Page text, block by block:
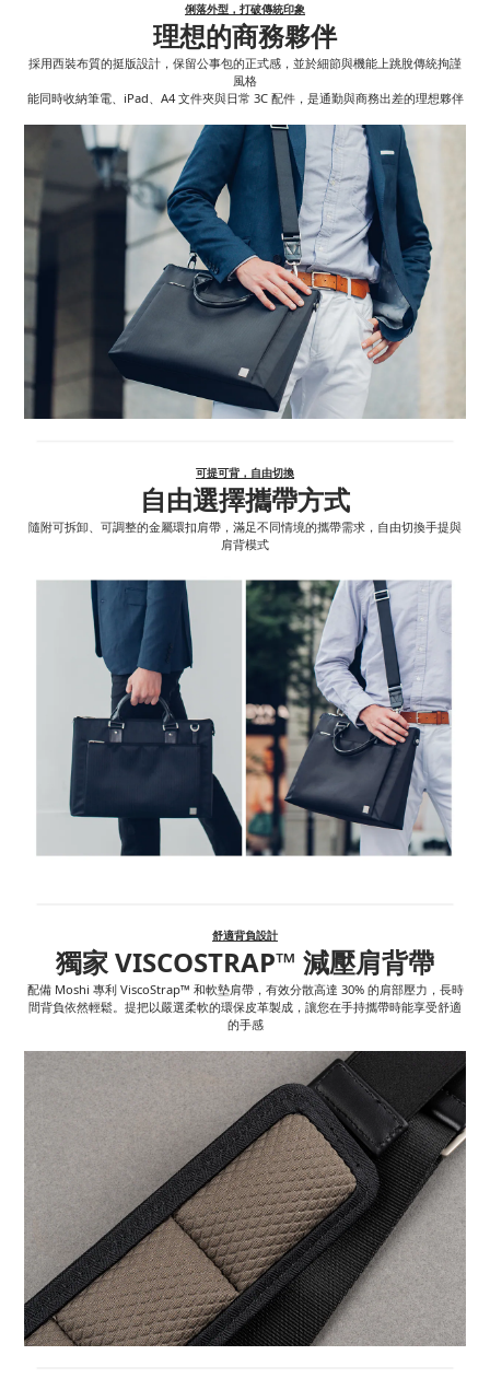
俐落外型，打破傳統印象
理想的商務夥伴
採用西裝布質的挺版設計，保留公事包的正式感，並於細節與機能上跳脫傳統拘謹
風格
能同時收納筆電、iPad、A4 文件夾與日常 3C 配件，是通勤與商務出差的理想夥伴
可提可背，自由切換
自由選擇攜帶方式
隨附可拆卸、可調整的金屬環扣肩帶，滿足不同情境的攜帶需求，自由切換手提與
肩背模式
舒適背負設計
獨家 VISCOSTRAP™ 減壓肩背帶
配備 Moshi 專利 ViscoStrap™ 和軟墊肩帶，有效分散高達 30% 的肩部壓力，長時
間背負依然輕鬆。提把以嚴選柔軟的環保皮革製成，讓您在手持攜帶時能享受舒適
的手感